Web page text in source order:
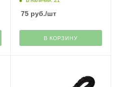
75руб./шт
В КОРЗИНУ